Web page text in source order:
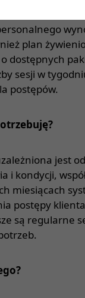
plan
dostępnych
sesji w
postępów.
jest
i kondycji,
miesiącach
postępy
są regularne